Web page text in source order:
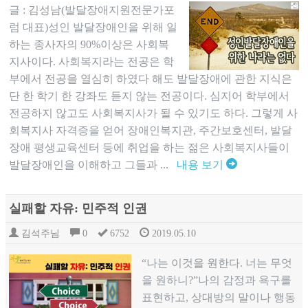
글 : 김성남(발달장애지원전문가포
럼 대표)성인 발달장애인을 위해 일
하는 종사자의 90%이상은 사회복
지사이다. 사회복지라는 전공은 학
부에서 전공을 열심히 하였다 해도 발달장애에 관한 지식은
단 한 학기 한 강좌도 듣지 않는 전공이다. 심지어 학부에서
전공하지 않고도 사회복지사가 될 수 있기도 하다. 그렇게 사
회복지사 자격증을 얻어 장애인복지관, 주간보호센터, 발달
장애 평생교육센터 등에 취업을 하는 젊은 사회복지사들이
발달장애인을 이해하고 그들과 ... 내용 보기
실패할 자유: 민주적 인권
김석주님 0 6752 2019.05.10
“나는 이것을 원한다. 너는 무엇
을 원하니?”나의 감정과 욕구를
표현하고, 상대방의 말이나 행동